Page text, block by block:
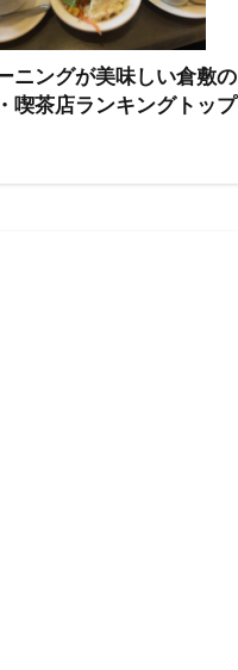
ニングが美味しい倉敷の
喫茶店ランキングトップ